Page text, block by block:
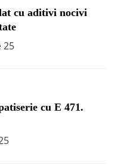
cu aditivi nocivi
25
cu E 471.